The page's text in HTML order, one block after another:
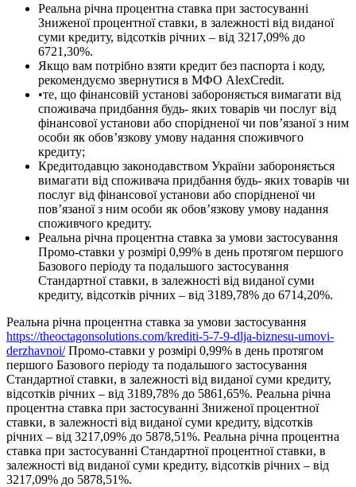
Реальна річна процентна ставка при застосуванні
Зниженої процентної ставки, в залежності від виданої
суми кредиту, відсотків річних – від 3217,09% до
6721,30%.
Якщо вам потрібно взяти кредит без паспорта і коду,
рекомендуємо звернутися в МФО AlexCredit.
•те, що фінансовій установі забороняється вимагати від
споживача придбання будь- яких товарів чи послуг від
фінансової установи або спорідненої чи пов’язаної з ним
особи як обов’язкову умову надання споживчого
кредиту;
Кредитодавцю законодавством України забороняється
вимагати від споживача придбання будь- яких товарів чи
послуг від фінансової установи або спорідненої чи
пов’язаної з ним особи як обов’язкову умову надання
споживчого кредиту.
Реальна річна процентна ставка за умови застосування
Промо-ставки у розмірі 0,99% в день протягом першого
Базового періоду та подальшого застосування
Стандартної ставки, в залежності від виданої суми
кредиту, відсотків річних – від 3189,78% до 6714,20%.
Реальна річна процентна ставка за умови застосування
https://theoctagonsolutions.com/krediti-5-7-9-dlja-biznesu-umovi-
derzhavnoi/Промо-ставки у розмірі 0,99% в день протягом
першого Базового періоду та подальшого застосування
Стандартної ставки, в залежності від виданої суми кредиту,
відсотків річних – від 3189,78% до 5861,65%. Реальна річна
процентна ставка при застосуванні Зниженої процентної
ставки, в залежності від виданої суми кредиту, відсотків
річних – від 3217,09% до 5878,51%. Реальна річна процентна
ставка при застосуванні Стандартної процентної ставки, в
залежності від виданої суми кредиту, відсотків річних – від
3217,09% до 5878,51%.